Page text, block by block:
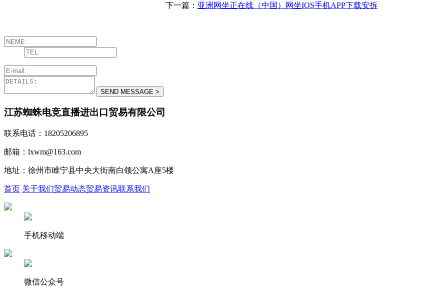
下一篇： 亚洲网坐正在线（中国）网坐IOS手机APP下载安拆
江苏蜘蛛电竞直播进出口贸易有限公司
联系电话：18205206895
邮箱：lxwm@163.com
地址：徐州市睢宁县中央大街南白领公寓A座5楼
首页 关于我们贸易动态贸易资讯联系我们
手机移动端
微信公众号